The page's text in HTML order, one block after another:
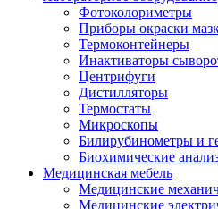
Фотоколориметры
Приборы окраски
Термоконтейнеры
Инактиваторы
Центрифуги
Дистилляторы
Термостаты
Микроскопы
Билирубинометры и
Биохимические
Медицинская мебель
Медицинские
Медицинские